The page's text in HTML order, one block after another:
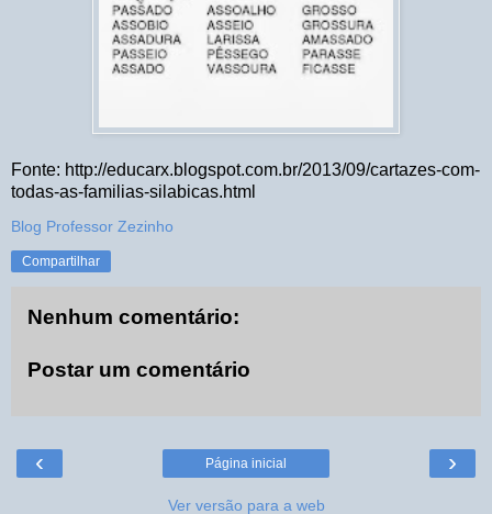
Fonte: http://educarx.blogspot.com.br/2013/09/cartazes-com-
todas-as-familias-silabicas.html
Blog Professor Zezinho
Compartilhar
Nenhum comentário:
Postar um comentário
‹ ›
Página inicial
Ver versão para a web